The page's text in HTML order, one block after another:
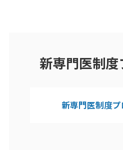
新専門医制
新専門医制度